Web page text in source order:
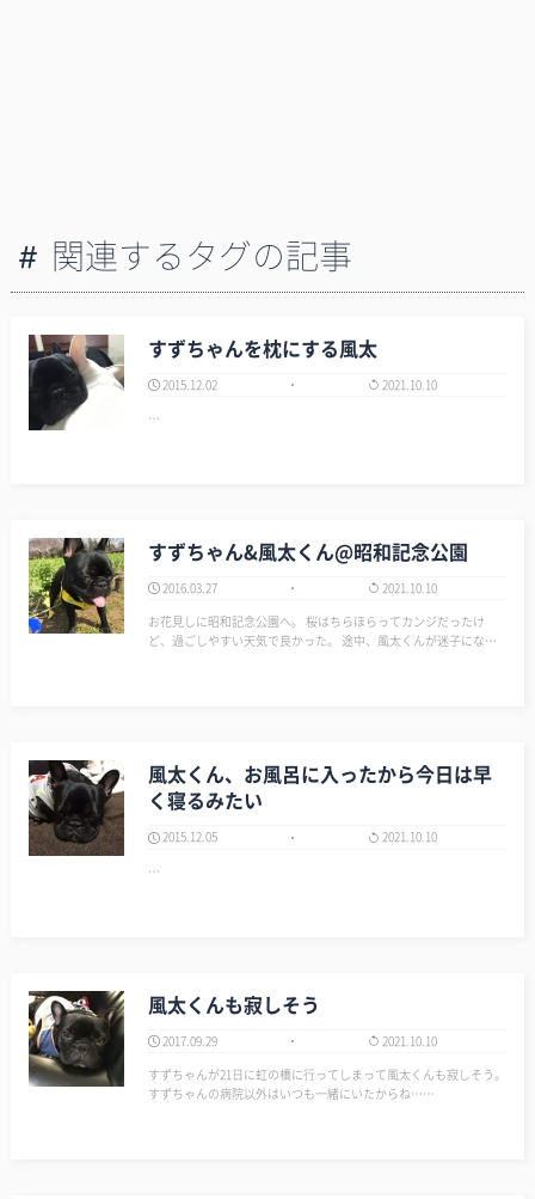
関連するタグの記事
すずちゃんを枕にする風太
2015.12.02
2021.10.10
…
すずちゃん&風太くん@昭和記念公園
2016.03.27
2021.10.10
お花見しに昭和記念公園へ。 桜はちらほらってカンジだったけ
ど、過ごしやすい天気で良かった。 途中、風太くんが迷子になる
風太くん、お風呂に入ったから今日は早
く寝るみたい
2015.12.05
2021.10.10
…
風太くんも寂しそう
2017.09.29
2021.10.10
すずちゃんが21日に虹の橋に行ってしまって風太くんも寂しそう。
すずちゃんの病院以外はいつも一緒にいたからね……